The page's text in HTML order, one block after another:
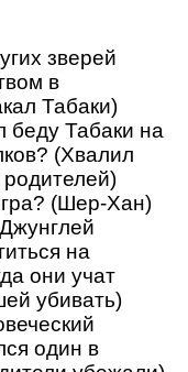
зверей
в
Табаки)
беду Табаки на
(Хвалил
родителей)
(Шер-Хан)
на
они учат
убивать)
один в